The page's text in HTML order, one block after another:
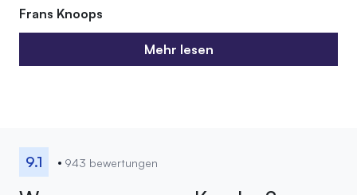
Frans Knoops
Mehr lesen
Mehr lesen
9.1 943 bewertungen